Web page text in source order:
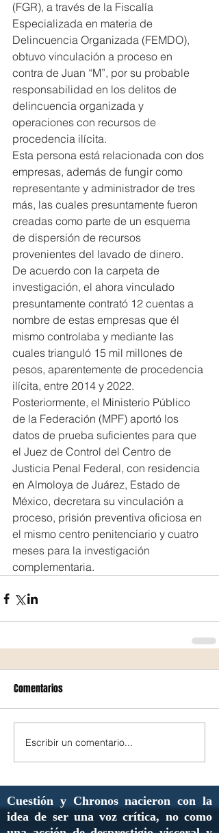
(FGR), a través de la Fiscalía
Especializada en materia de
Delincuencia Organizada (FEMDO),
obtuvo vinculación a proceso en
contra de Juan “M”, por su probable
responsabilidad en los delitos de
delincuencia organizada y
operaciones con recursos de
procedencia ilícita.
Esta persona está relacionada con dos
empresas, además de fungir como
representante y administrador de tres
más, las cuales presuntamente fueron
creadas como parte de un esquema
de dispersión de recursos
provenientes del lavado de dinero.
De acuerdo con la carpeta de
investigación, el ahora vinculado
presuntamente contrató 12 cuentas a
nombre de estas empresas que él
mismo controlaba y mediante las
cuales trianguló 15 mil millones de
pesos, aparentemente de procedencia
ilícita, entre 2014 y 2022.
Posteriormente, el Ministerio Público
de la Federación (MPF) aportó los
datos de prueba suficientes para que
el Juez de Control del Centro de
Justicia Penal Federal, con residencia
en Almoloya de Juárez, Estado de
México, decretara su vinculación a
proceso, prisión preventiva oficiosa en
el mismo centro penitenciario y cuatro
meses para la investigación
complementaria.
Comentarios
Escribir un comentario...
Cuestión y Chronos nacieron con la
idea de ser una voz crítica, no como